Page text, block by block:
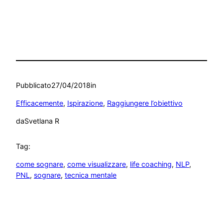
Pubblicato27/04/2018in
Efficacemente, Ispirazione, Raggiungere l’obiettivo
daSvetlana R
Tag:
come sognare, come visualizzare, life coaching, NLP
PNL, sognare, tecnica mentale